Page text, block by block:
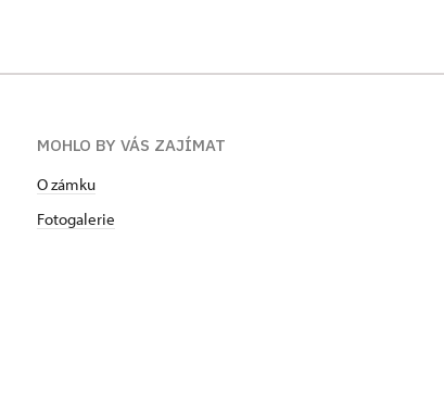
MOHLO BY VÁS ZAJÍMAT
O zámku
Fotogalerie